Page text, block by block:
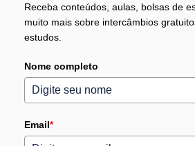
Receba conteúdos, aulas, bolsas de
muito mais sobre intercâmbios
estudos.
Nome completo
Email*